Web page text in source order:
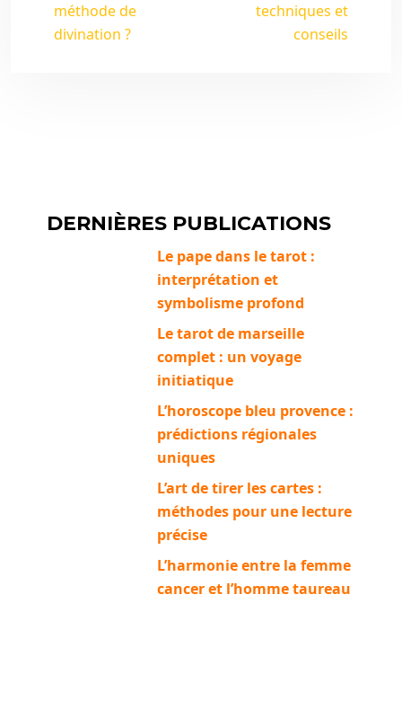
méthode de
divination ?
techniques et
conseils
DERNIÈRES PUBLICATIONS
Le pape dans le tarot :
interprétation et
symbolisme profond
Le tarot de marseille
complet : un voyage
initiatique
L’horoscope bleu provence :
prédictions régionales
uniques
L’art de tirer les cartes :
méthodes pour une lecture
précise
L’harmonie entre la femme
cancer et l’homme taureau